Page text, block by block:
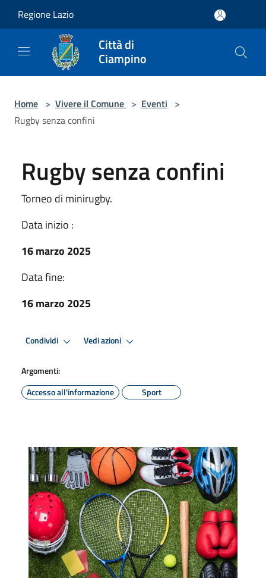
Regione Lazio
Città di
Ciampino
Home > Vivere il Comune > Eventi >
Rugby senza confini
Rugby senza confini
Torneo di minirugby.
Data inizio :
16 marzo 2025
Data fine:
16 marzo 2025
Condividi Vedi azioni
Argomenti:
Accesso all'informazione
Sport